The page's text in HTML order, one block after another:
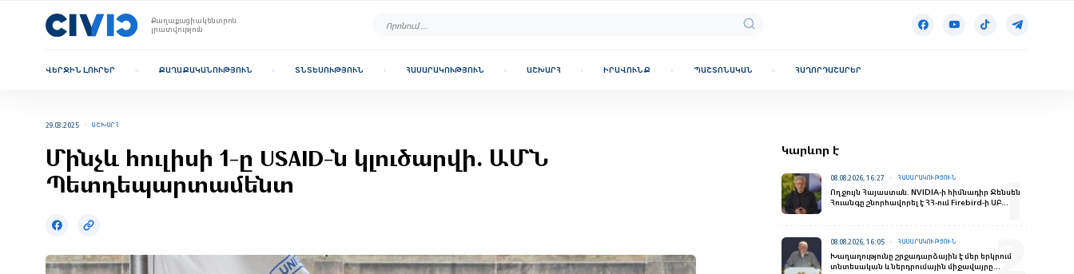
Քաղաքացիակենտրոն
լրատվություն
ՎԵՐՋԻՆ ԼՈՒՐԵՐ ՔԱՂԱՔԱԿԱՆՈՒԹՅՈՒՆ ՏՆՏԵՍՈՒԹՅՈՒՆ ՀԱՍԱՐԱԿՈՒԹՅՈՒՆ ԱՇԽԱՐՀ ԻՐԱՎՈՒՆՔ ՊԱՇՏՈՆԱԿԱՆ ՀԱՂՈՐԴԱՇԱՐԵՐ
29.03.2025 ԱՇԽԱՐՀ
Մինչև հուլիսի 1-ը USAID-ն կլուծարվի. ԱՄՆ
Պետդեպարտամենտ
Կարևոր է
08.08.2026, 16:27 ՀԱՍԱՐԱԿՈՒԹՅՈՒՆ
Ողջույն Հայաստան. NVIDIA-ի հիմնադիր Ջենսեն
Հուանգը շնորհավորել է ՀՀ-ում Firebird-ի ԱԲ
08.08.2026, 16:05 ՀԱՍԱՐԱԿՈՒԹՅՈՒՆ
Խաղաղությունը շրջադարձային է մեր երկրում
տնտեսական և ներդրումային միջավայրը